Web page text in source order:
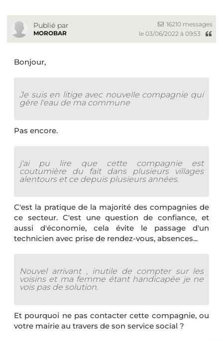
Publié par
MOROBAR
16210 messages
le 03/06/2022 à 09:53
Bonjour,
Je suis en litige avec nouvelle compagnie qui
gère l'eau de ma commune
Pas encore.
j'ai pu lire que cette compagnie est
coutumière du fait dans plusieurs villages
alentours et ce depuis plusieurs années.
C'est la pratique de la majorité des compagnies de
ce secteur. C'est une question de confiance, et
aussi d'économie, cela évite le passage d'un
technicien avec prise de rendez-vous, absences...
Nouvel arrivant , inutile de compter sur les
voisins et ma femme étant handicapée je ne
vois pas de solution.
Et pourquoi ne pas contacter cette compagnie, ou
votre mairie au travers de son service social ?